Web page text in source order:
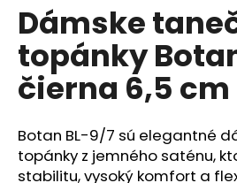
produktu
je
0,0
z
5
hviezdičiek.
Dámske
topánky
čierna 6,5 cm
Botan BL-9/7 sú elegantné
topánky z jemného saténu,
stabilitu, vysoký komfort a
?